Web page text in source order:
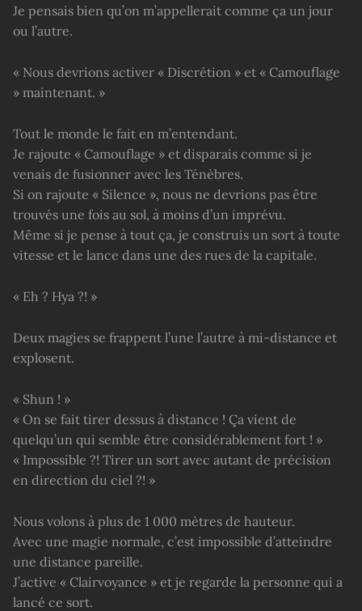
Je pensais bien qu’on m’appellerait comme ça un jour
ou l’autre.
« Nous devrions activer « Discrétion » et « Camouflage
» maintenant. »
Tout le monde le fait en m’entendant.
Je rajoute « Camouflage » et disparais comme si je
venais de fusionner avec les Ténèbres.
Si on rajoute « Silence », nous ne devrions pas être
trouvés une fois au sol, à moins d’un imprévu.
Même si je pense à tout ça, je construis un sort à toute
vitesse et le lance dans une des rues de la capitale.
« Eh ? Hya ?! »
Deux magies se frappent l’une l’autre à mi-distance et
explosent.
« Shun ! »
« On se fait tirer dessus à distance ! Ça vient de
quelqu’un qui semble être considérablement fort ! »
« Impossible ?! Tirer un sort avec autant de précision
en direction du ciel ?! »
Nous volons à plus de 1 000 mètres de hauteur.
Avec une magie normale, c’est impossible d’atteindre
une distance pareille.
J’active « Clairvoyance » et je regarde la personne qui a
lancé ce sort.